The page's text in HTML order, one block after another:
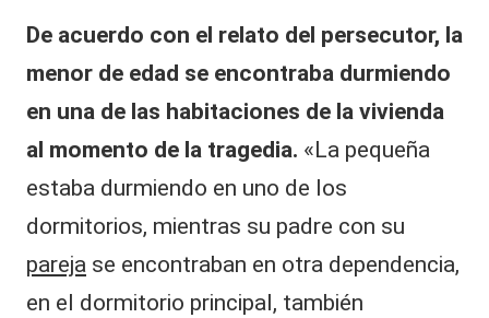
De acuerdo con el relato del persecutor, la
menor de edad se encontraba durmiendo
en una de las habitaciones de la vivienda
al momento de la tragedia. «La pequeña
estaba durmiendo en uno de los
dormitorios, mientras su padre con su
pareja se encontraban en otra dependencia,
en el dormitorio principal, también